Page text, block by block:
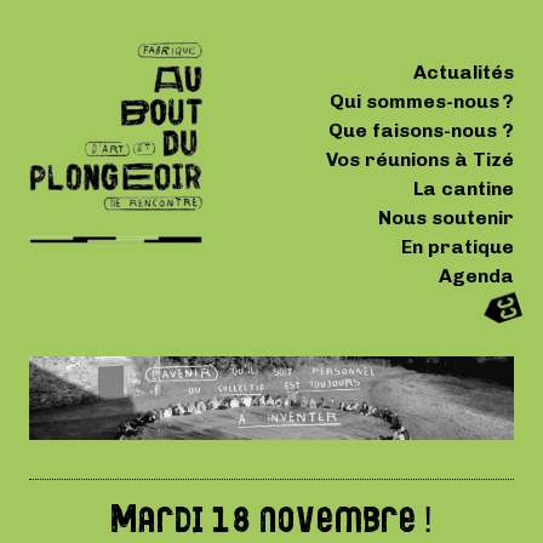
Actualités
Qui sommes-nous ?
Que faisons-nous ?
Vos réunions à Tizé
La cantine
Nous soutenir
En pratique
Agenda
Mardi 18 novembre !